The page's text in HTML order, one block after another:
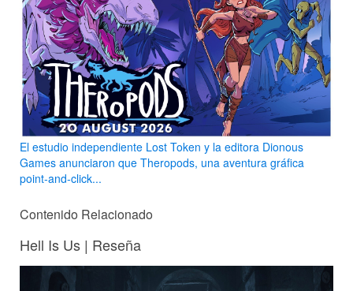
El estudio independiente Lost Token y la editora Dionous
Games anunciaron que Theropods, una aventura gráfica
point-and-click...
Contenido Relacionado
Hell Is Us | Reseña